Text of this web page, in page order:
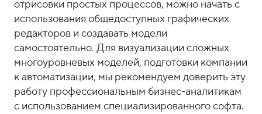
отрисовки простых процессов, можно начать с
использования общедоступных графических
редакторов и создавать модели
самостоятельно. Для визуализации сложных
многоуровневых моделей, подготовки компании
к автоматизации, мы рекомендуем доверить эту
работу профессиональным бизнес-аналитикам
с использованием специализированного софта.